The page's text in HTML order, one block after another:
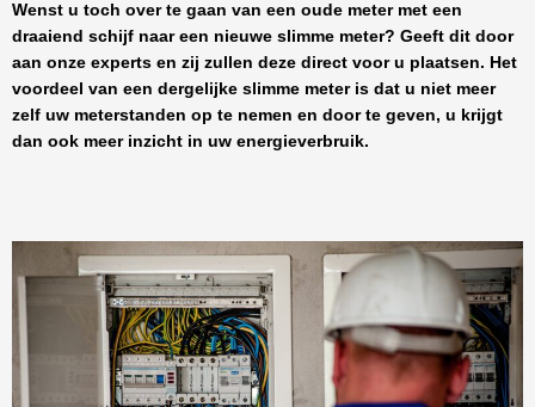
Wenst u toch over te gaan van een oude meter met een
draaiend schijf naar een nieuwe slimme meter? Geeft dit door
aan onze experts en zij zullen deze direct voor u plaatsen. Het
voordeel van een dergelijke slimme meter is dat u niet meer
zelf uw meterstanden op te nemen en door te geven, u krijgt
dan ook meer inzicht in uw energieverbruik.